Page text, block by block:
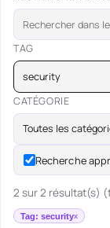
TAG
security
CATÉGORIE
Toutes les
Recherche
2 sur 2 résultat(s)
Tag: security